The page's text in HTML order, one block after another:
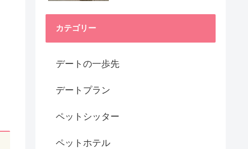
カテゴリー
デートの一歩先
デートプラン
ペットシッター
ペットホテル